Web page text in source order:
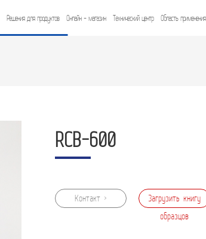
Решения для продуктов Онлайн - магазин Технический центр Область применения
RCB-600
Контакт >
Загрузить книгу
образцов